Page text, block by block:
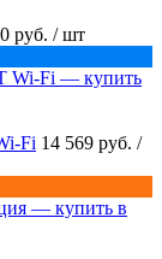
руб. / шт
Fi 14 569 руб. /